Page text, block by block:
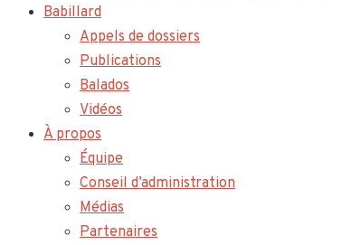
Babillard
Appels de dossiers
Publications
Balados
Vidéos
À propos
Équipe
Conseil d’administration
Médias
Partenaires